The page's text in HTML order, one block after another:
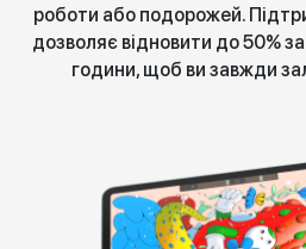
роботи або подорожей.
дозволяє відновити до 50%
години, щоб ви завжди